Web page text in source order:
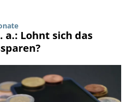
a.: Lohnt sich das